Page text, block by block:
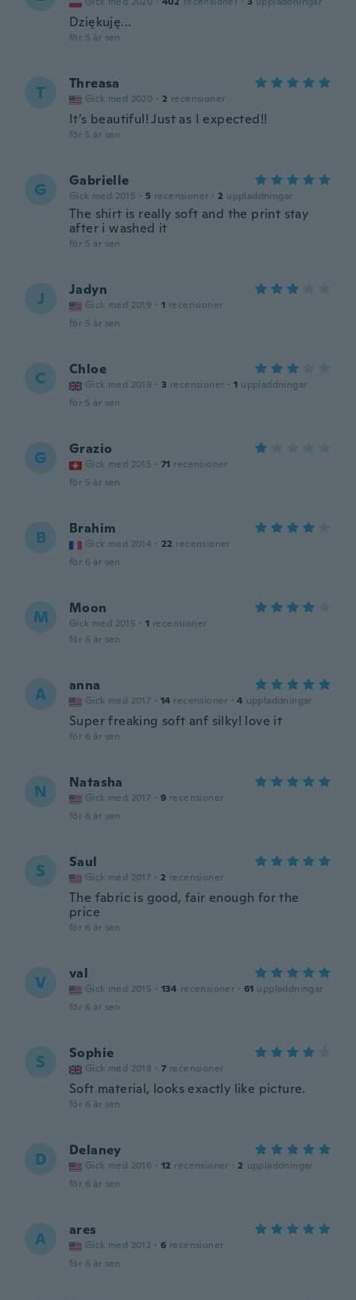
Dziękuję...
för 5 år sen
T Threasa
Gick med 2020 · 2 recensioner
It’s beautiful! Just as I expected!!
för 5 år sen
G Gabrielle
Gick med 2015 · 5 recensioner · 2 uppladdningar
The shirt is really soft and the print stay
after i washed it
för 5 år sen
J Jadyn
Gick med 2019 · 1 recensioner
för 5 år sen
C Chloe
Gick med 2019 · 3 recensioner · 1 uppladdningar
för 5 år sen
G Grazio
Gick med 2015 · 71 recensioner
för 5 år sen
B Brahim
Gick med 2014 · 22 recensioner
för 6 år sen
M Moon
Gick med 2015 · 1 recensioner
för 6 år sen
A anna
Gick med 2017 · 14 recensioner · 4 uppladdningar
Super freaking soft anf silky! love it
för 6 år sen
N Natasha
Gick med 2017 · 9 recensioner
för 6 år sen
S Saul
Gick med 2017 · 2 recensioner
The fabric is good, fair enough for the
price
för 6 år sen
V val
Gick med 2015 · 134 recensioner · 61 uppladdningar
för 6 år sen
S Sophie
Gick med 2018 · 7 recensioner
Soft material, looks exactly like picture.
för 6 år sen
D Delaney
Gick med 2016 · 12 recensioner · 2 uppladdningar
för 6 år sen
A ares
Gick med 2012 · 6 recensioner
för 6 år sen